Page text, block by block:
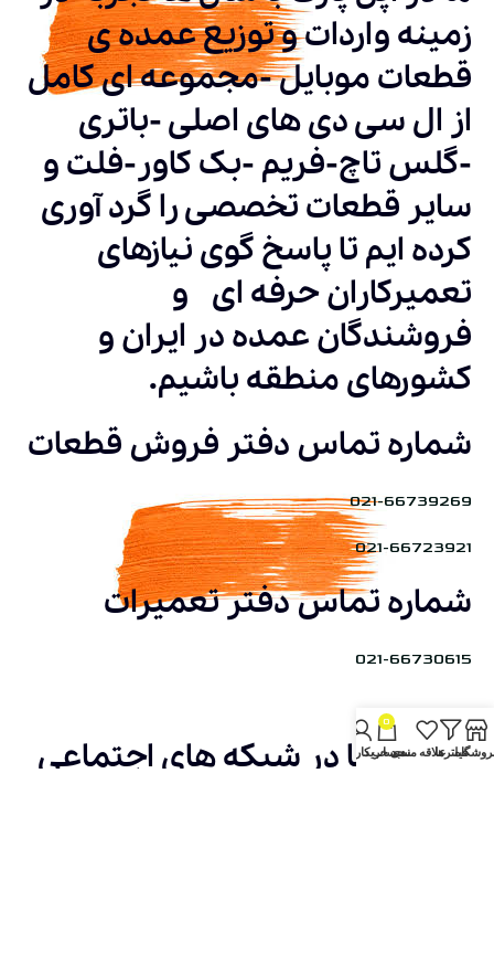
زمینه واردات و توزیع عمده ی
قطعات موبایل -مجموعه ای کامل
از ال سی دی های اصلی -باتری
-گلس تاچ-فریم -بک کاور-فلت و
سایر قطعات تخصصی را گرد آوری
کرده ایم تا پاسخ گوی نیازهای
تعمیرکاران حرفه ای و
فروشندگان عمده در ایران و
کشورهای منطقه باشیم.
شماره تماس دفتر فروش قطعات
021-66739269
021-66723921
شماره تماس دفتر تعمیرات
021-66730615
آدرس ما در شبکه های اجتماعی
فیلترهاعلاقه مندی
0
سبد خرید
حساب کاربری من